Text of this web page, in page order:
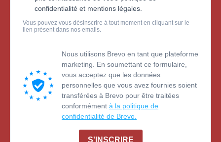
confidentialité et mentions légales.
Vous pouvez vous désinscrire à tout moment en cliquant sur le
lien présent dans nos emails.
Nous utilisons Brevo en tant que plateforme
marketing. En soumettant ce formulaire,
vous acceptez que les données
personnelles que vous avez fournies soient
transférées à Brevo pour être traitées
conformément à la politique de
confidentialité de Brevo.
S'INSCRIRE